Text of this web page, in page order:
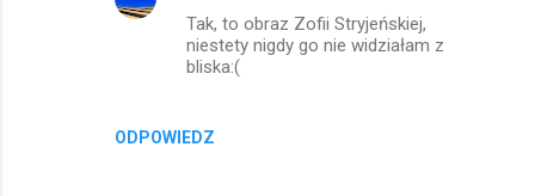
ODPOWIEDZ
Tak, to obraz Zofii Stryjeńskiej,
niestety nigdy go nie widziałam z
bliska:(